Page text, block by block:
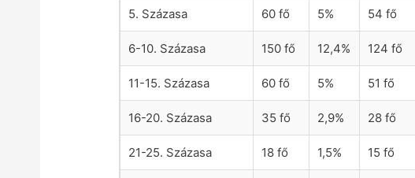
5. Százasa 60 fő 5% 54 fő
6-10. Százasa 150 fő 12,4% 124 fő
11-15. Százasa 60 fő 5% 51 fő
16-20. Százasa 35 fő 2,9% 28 fő
21-25. Százasa 18 fő 1,5% 15 fő